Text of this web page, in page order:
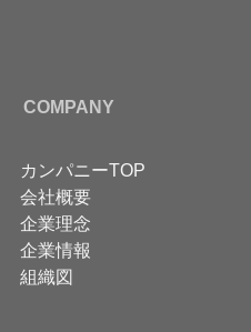
COMPANY
カンパニーTOP
会社概要
企業理念
企業情報
組織図